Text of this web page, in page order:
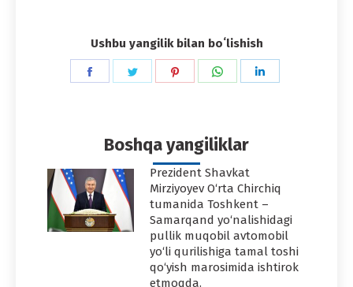
Ushbu yangilik bilan boʻlishish
Share
Share
Share
Share
Boshqa yangiliklar
Prezident Shavkat
Mirziyoyev O‘rta Chirchiq
tumanida Toshkent –
Samarqand yo‘nalishidagi
pullik muqobil avtomobil
yo‘li qurilishiga tamal toshi
qo‘yish marosimida ishtirok
etmoqda.